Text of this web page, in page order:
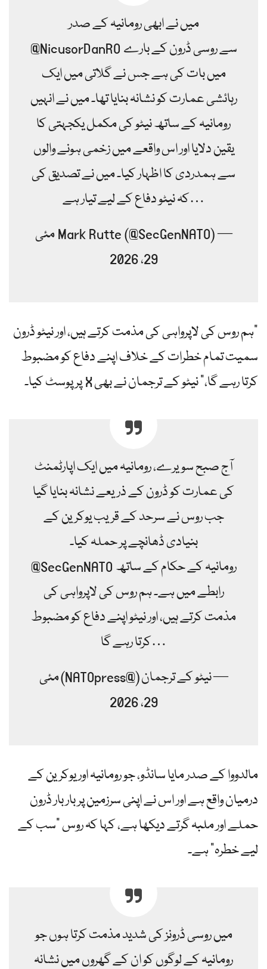
میں نے ابھی رومانیہ کے صدر
@NicusorDanRO سے روسی ڈرون کے بارے
میں بات کی ہے جس نے گلاتی میں ایک
رہائشی عمارت کو نشانہ بنایا تھا۔ میں نے انہیں
رومانیہ کے ساتھ نیٹو کی مکمل یکجہتی کا
یقین دلایا اور اس واقعے میں زخمی ہونے والوں
سے ہمدردی کا اظہار کیا۔ میں نے تصدیق کی
کہ نیٹو دفاع کے لیے تیار ہے…
— Mark Rutte (@SecGenNATO) مئی
29، 2026
"ہم روس کی لاپرواہی کی مذمت کرتے ہیں، اور نیٹو ڈرون
سمیت تمام خطرات کے خلاف اپنے دفاع کو مضبوط
کرتا رہے گا،” نیٹو کے ترجمان نے بھی X پر پوسٹ کیا۔
آج صبح سویرے، رومانیہ میں ایک اپارٹمنٹ
کی عمارت کو ڈرون کے ذریعے نشانہ بنایا گیا
جب روس نے سرحد کے قریب یوکرین کے
بنیادی ڈھانچے پر حملہ کیا۔
@SecGenNATO رومانیہ کے حکام کے ساتھ
رابطے میں ہے۔ ہم روس کی لاپرواہی کی
مذمت کرتے ہیں، اور نیٹو اپنے دفاع کو مضبوط
کرتا رہے گا…
— نیٹو کے ترجمان (@NATOpress) مئی
29، 2026
مالدووا کے صدر مایا سانڈو، جو رومانیہ اور یوکرین کے
درمیان واقع ہے اور اس نے اپنی سرزمین پر بار بار ڈرون
حملے اور ملبہ گرتے دیکھا ہے، کہا کہ روس "سب کے
لیے خطرہ” ہے۔
میں روسی ڈرونز کی شدید مذمت کرتا ہوں جو
رومانیہ کے لوگوں کو ان کے گھروں میں نشانہ